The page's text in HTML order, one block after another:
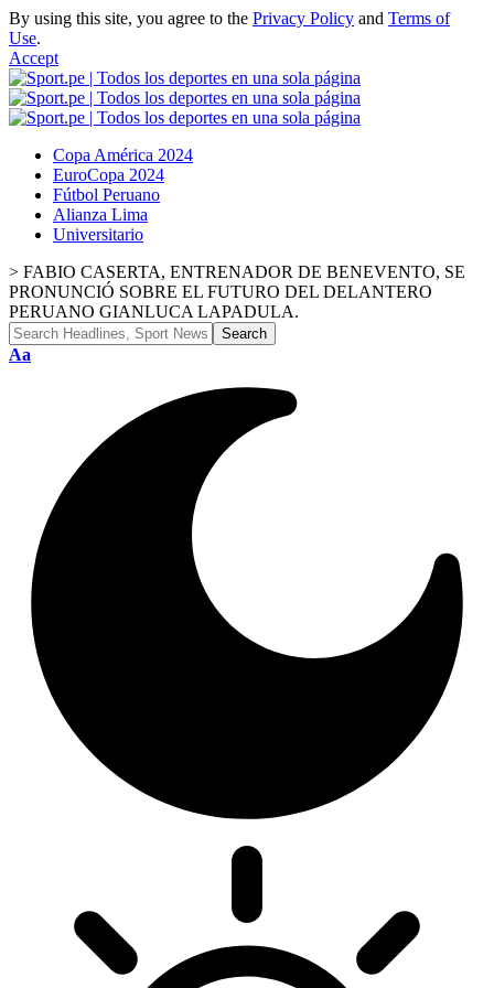
By using this site, you agree to the Privacy Policy and Terms of
Use.
Accept
Copa América 2024
EuroCopa 2024
Fútbol Peruano
Alianza Lima
Universitario
> FABIO CASERTA, ENTRENADOR DE BENEVENTO, SE
PRONUNCIÓ SOBRE EL FUTURO DEL DELANTERO
PERUANO GIANLUCA LAPADULA.
Aa